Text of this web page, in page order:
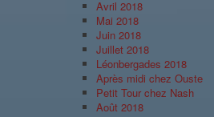
Avril 2018
Mai 2018
Juin 2018
Juillet 2018
Léonbergades 2018
Après midi chez Ouste
Petit Tour chez Nash
Août 2018